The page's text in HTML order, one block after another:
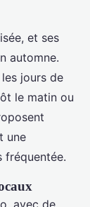
et ses
automne.
jours de
le matin ou
une
fréquentée.